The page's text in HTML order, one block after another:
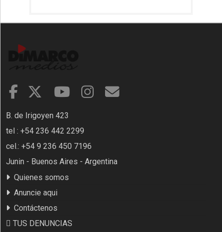
B. de Irigoyen 423
tel : +54 236 442 2299
cel.: +54 9 236 450 7196
Junin - Buenos Aires - Argentina
Quienes somos
Anuncie aqui
Contáctenos
TUS DENUNCIAS